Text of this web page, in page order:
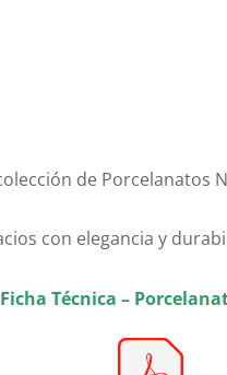
de Porcelanatos
con elegancia y
Ficha Técnica –